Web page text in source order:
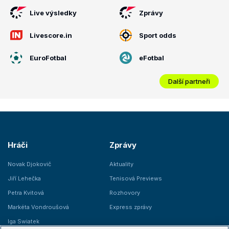
Live výsledky Zprávy
Livescore.in Sport odds
EuroFotbal eFotbal
Další partneři
Hráči
Novak Djokovič
Jiří Lehečka
Petra Kvitová
Markéta Vondroušová
Iga Swiatek
Zprávy
Aktuality
Tenisová Previews
Rozhovory
Express zprávy